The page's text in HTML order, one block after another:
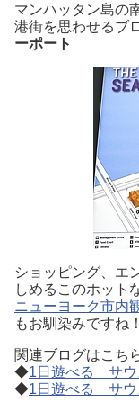
マンハッタン島の
港街を思わせる
ーポート
ショッピング、エ
しめるこのホット
ニューヨーク市内
もお馴染みですね！
関連ブログはこち
◆1日遊べる サウ
◆1日遊べる サウ